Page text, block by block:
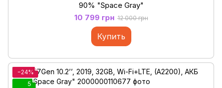
90% "Space Gray"
10 799 грн 12 000 грн
Купить
−24%
5